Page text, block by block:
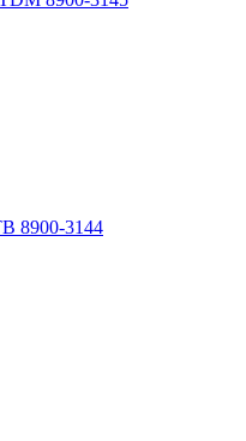
8900-3144